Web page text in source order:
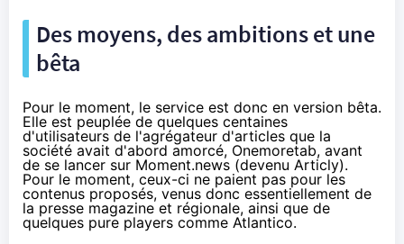
Des moyens, des ambitions et une
bêta
Pour le moment, le service est donc en version bêta.
Elle est peuplée de quelques centaines
d'utilisateurs de l'agrégateur d'articles que la
société avait d'abord amorcé, Onemoretab, avant
de se lancer sur Moment.news (devenu Articly).
Pour le moment, ceux-ci ne paient pas pour les
contenus proposés, venus donc essentiellement de
la presse magazine et régionale, ainsi que de
quelques pure players comme Atlantico.